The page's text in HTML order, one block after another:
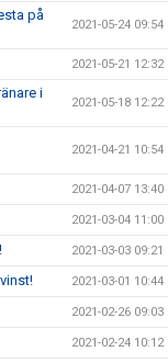
på
2021-05-24 09:54
2021-05-21 12:32
i
2021-05-18 12:22
2021-04-21 10:54
2021-04-07 13:40
2021-03-04 11:00
2021-03-03 09:21
2021-03-01 10:44
2021-02-26 09:03
2021-02-24 10:12